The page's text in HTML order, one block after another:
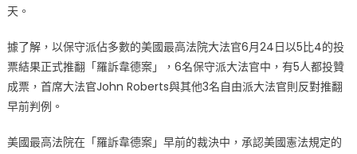
中
天。
據了解，以保守派佔多數的美國最高法院大法官6月24日以5比4的投
票結果正式推翻「羅訴韋德案」，6名保守派大法官中，有5人都投贊
成票，首席大法官John Roberts與其他3名自由派大法官則反對推翻
早前判例。
美國最高法院在「羅訴韋德案」早前的裁決中，承認美國憲法規定的